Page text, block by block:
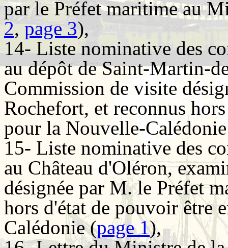
par le Préfet maritime au
2,page 3),
14- Liste nominative des
au dépôt de Saint-Martin-
Commission de visite
Rochefort, et reconnus
pour la Nouvelle-
15- Liste nominative des
au Château d'Oléron,
désignée par M. le Préfet
hors d'état de pouvoir être
Calédonie (page 1),